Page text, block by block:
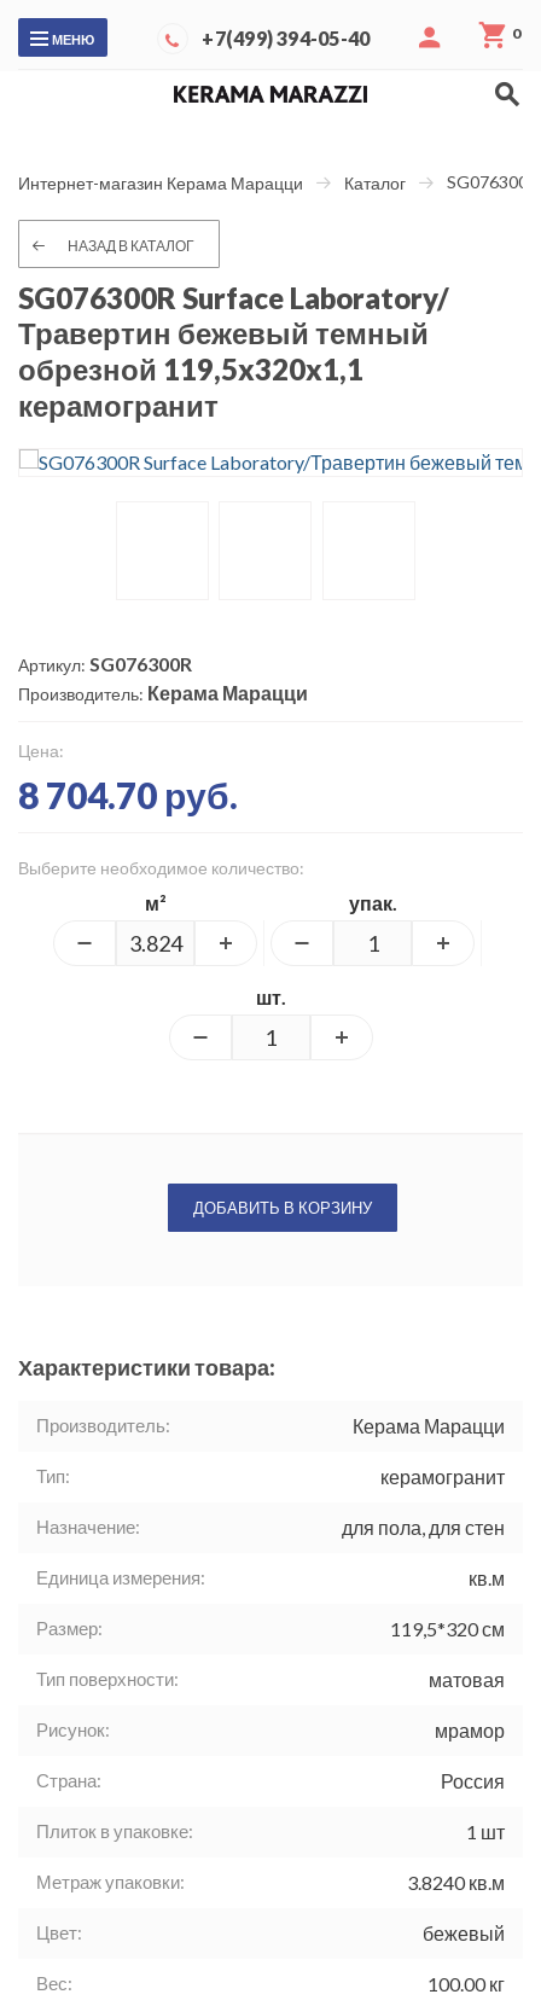
МЕНЮ +7(499) 394-05-40 0
Интернет-магазин Керама Марацци Каталог
НАЗАД В КАТАЛОГ
SG076300R Surface Laboratory/
Травертин бежевый темный
обрезной 119,5x320x1,1
керамогранит
Артикул: SG076300R
Производитель: Керама Марацци
Цена:
8 704.70 руб.
Выберите необходимое количество:
м² упак.
шт.
ДОБАВИТЬ В КОРЗИНУ
Характеристики товара:
Производитель: Керама Марацци
Тип: керамогранит
Назначение: для пола, для стен
Единица измерения: кв.м
Размер: 119,5*320 см
Тип поверхности: матовая
Рисунок: мрамор
Страна: Россия
Плиток в упаковке: 1 шт
Метраж упаковки: 3.8240 кв.м
Цвет: бежевый
Вес: 100.00 кг